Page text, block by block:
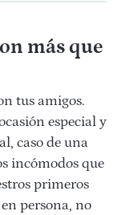
más que
tus amigos.
especial y
caso de una
incómodos que
primeros
persona, no